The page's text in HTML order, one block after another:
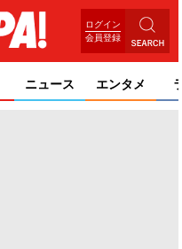
ログイン
会員登録
ニュース エンタメ